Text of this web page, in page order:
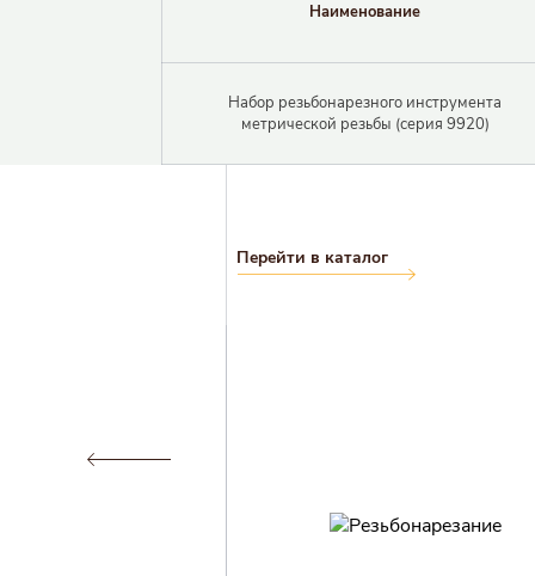
Наименование
Набор резьбонарезного инструмента
метрической резьбы (серия 9920)
Перейти в каталог